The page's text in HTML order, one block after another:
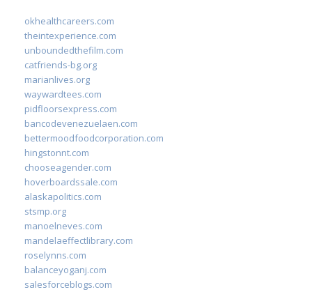
okhealthcareers.com
theintexperience.com
unboundedthefilm.com
catfriends-bg.org
marianlives.org
waywardtees.com
pidfloorsexpress.com
bancodevenezuelaen.com
bettermoodfoodcorporation.com
hingstonnt.com
chooseagender.com
hoverboardssale.com
alaskapolitics.com
stsmp.org
manoelneves.com
mandelaeffectlibrary.com
roselynns.com
balanceyoganj.com
salesforceblogs.com